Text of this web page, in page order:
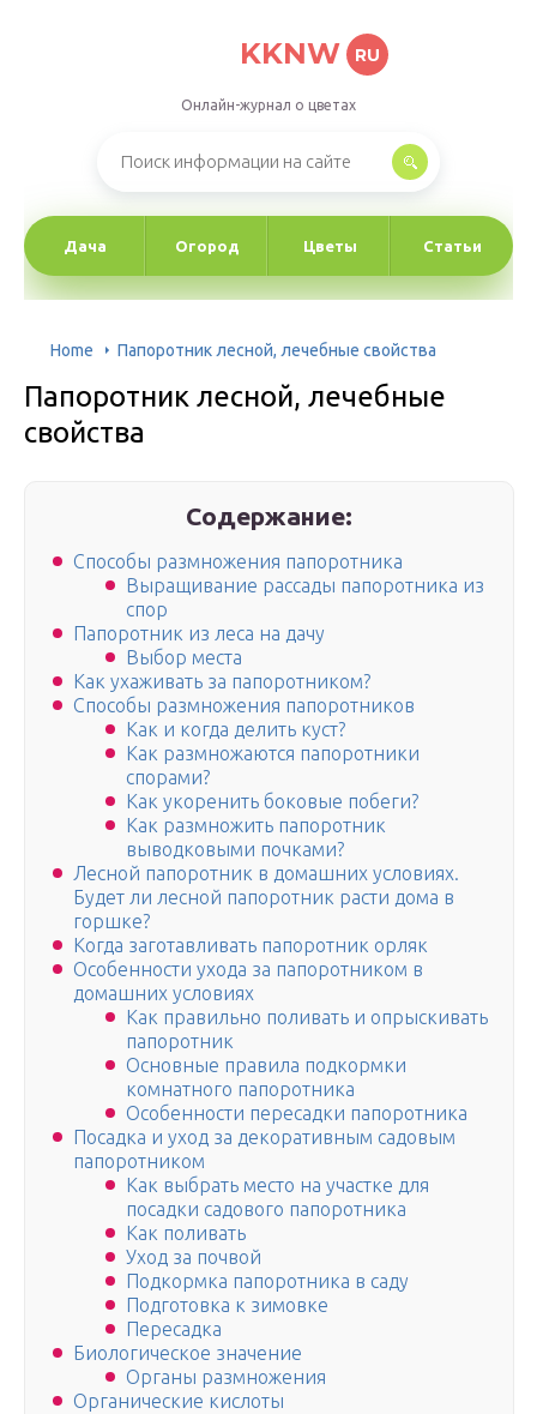
KKNW RU
Онлайн-журнал о цветах
Дача Огород Цветы Статьи
Home Папоротник лесной, лечебные свойства
Папоротник лесной, лечебные
свойства
Содержание:
Способы размножения папоротника
Выращивание рассады папоротника из
спор
Папоротник из леса на дачу
Выбор места
Как ухаживать за папоротником?
Способы размножения папоротников
Как и когда делить куст?
Как размножаются папоротники
спорами?
Как укоренить боковые побеги?
Как размножить папоротник
выводковыми почками?
Лесной папоротник в домашних условиях.
Будет ли лесной папоротник расти дома в
горшке?
Когда заготавливать папоротник орляк
Особенности ухода за папоротником в
домашних условиях
Как правильно поливать и опрыскивать
папоротник
Основные правила подкормки
комнатного папоротника
Особенности пересадки папоротника
Посадка и уход за декоративным садовым
папоротником
Как выбрать место на участке для
посадки садового папоротника
Как поливать
Уход за почвой
Подкормка папоротника в саду
Подготовка к зимовке
Пересадка
Биологическое значение
Органы размножения
Органические кислоты